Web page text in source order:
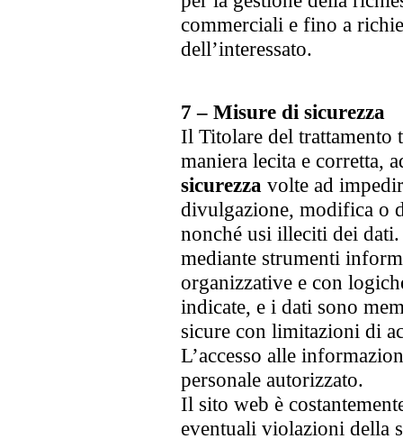
commerciali e fino a
dell’interessato.
7 – Misure di sicurezza
Il Titolare del trattamento
maniera lecita e corretta,
sicurezza volte ad
divulgazione, modifica o
nonché usi illeciti dei
mediante strumenti
organizzative e con
indicate, e i dati sono
sicure con limitazioni di
L’accesso alle
personale autorizzato.
Il sito web è
eventuali violazioni della